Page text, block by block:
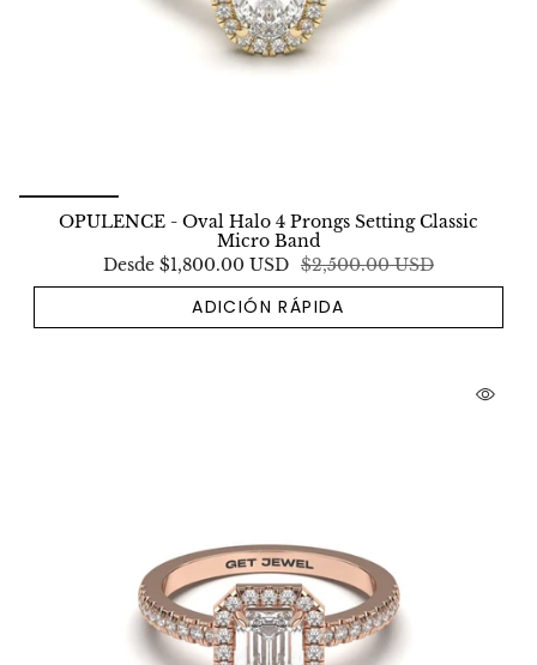
OPULENCE - Oval Halo 4 Prongs Setting Classic
Micro Band
Desde $1,800.00 USD $2,500.00 USD
ADICIÓN RÁPIDA